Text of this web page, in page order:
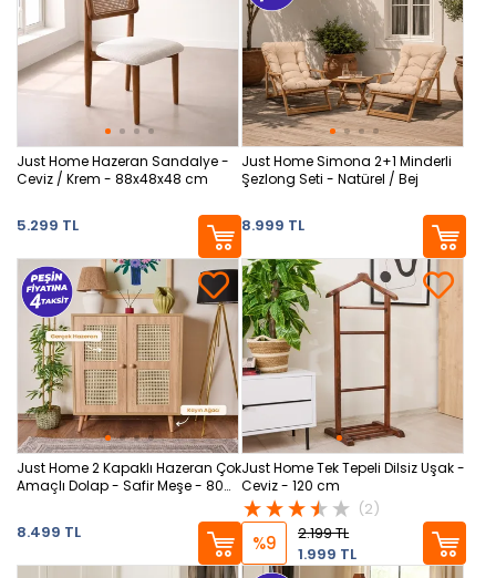
Just Home Hazeran Sandalye -
Ceviz / Krem - 88x48x48 cm
5.299 TL
Just Home Simona 2+1 Minderli
Şezlong Seti - Natürel / Bej
8.999 TL
Just Home 2 Kapaklı Hazeran Çok
Amaçlı Dolap - Safir Meşe - 80
8.499 TL
Just Home Tek Tepeli Dilsiz Uşak -
Ceviz - 120 cm
(2)
%9
2.199 TL
1.999 TL